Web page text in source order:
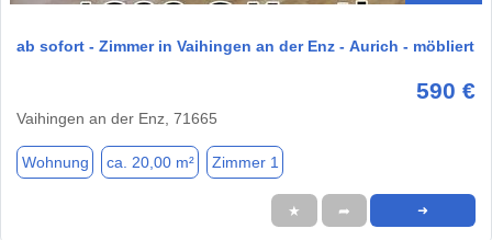
ab sofort - Zimmer in Vaihingen an der Enz - Aurich - möbliert
590 €
Vaihingen an der Enz, 71665
Wohnung ca. 20,00 m² Zimmer 1
★ ➦ ➜